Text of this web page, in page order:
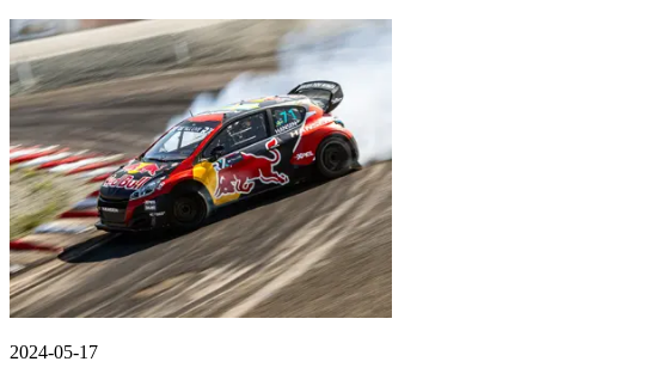
2024-05-17